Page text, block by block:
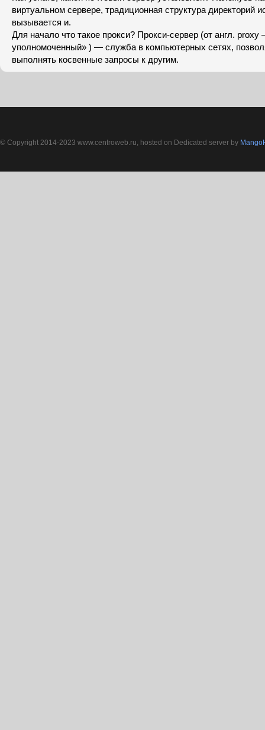
виртуальном сервере, традиционная структура директорий
вызывается и.
Для начало что такое прокси? Прокси-сервер (от англ.
уполномоченный» ) — служба в компьютерных сетях,
выполнять косвенные запросы к другим.
© Copyright 2014-2023 www.centroweb.ru, hosted on Dedicated server by